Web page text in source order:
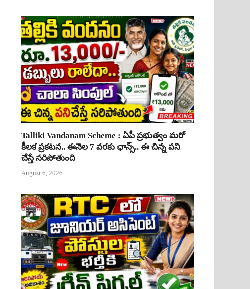
Talliki Vandanam Scheme : ఏపీ ప్రభుత్వం మరో
కీలక ప్రకటన.. ఈనెల 7 వరకు ఛాన్స్.. ఈ చిన్న పని
చేస్తే సరిపోతుంది
August 6, 2026